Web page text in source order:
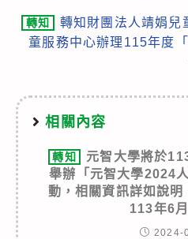
轉知
轉知財團法人靖娟兒
童服務中心辦理115年度
相關內容
轉知
元智大學將於
舉辦「元智大學2024
動，相關資訊詳如說明
113年6
2024-